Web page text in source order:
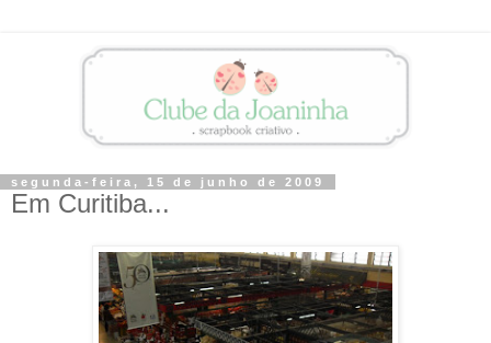
segunda-feira, 15 de junho de 2009
Em Curitiba...